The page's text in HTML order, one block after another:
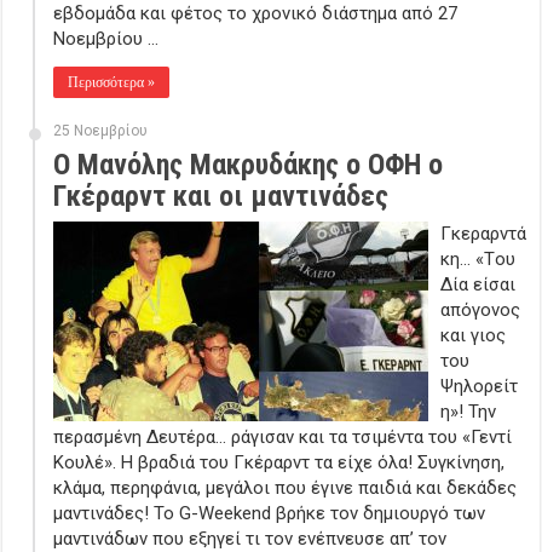
εβδομάδα και φέτος το χρονικό διάστημα από 27
Νοεμβρίου …
Περισσότερα »
25 Νοεμβρίου
O Μανόλης Μακρυδάκης ο ΟΦΗ ο
Γκέραρντ και οι μαντινάδες
Γκεραρντά
κη… «Tου
Δία είσαι
απόγονος
και γιoς
του
Ψηλορείτ
η»! Την
περασμένη Δευτέρα… ράγισαν και τα τσιμέντα του «Γεντί
Κουλέ». Η βραδιά του Γκέραρντ τα είχε όλα! Συγκίνηση,
κλάμα, περηφάνια, μεγάλοι που έγινε παιδιά και δεκάδες
μαντινάδες! Το G-Weekend βρήκε τον δημιουργό των
μαντινάδων που εξηγεί τι τον ενέπνευσε απ’ τον